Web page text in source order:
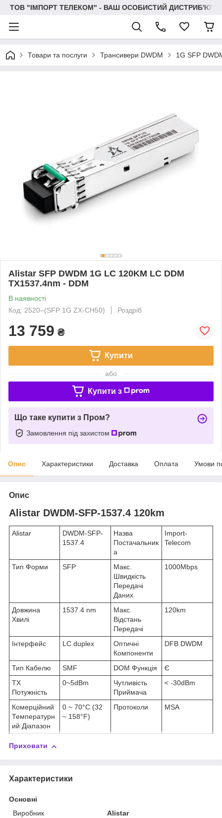
ТОВ "IМПОРТ ТЕЛЕКОМ" - ВАШ ОСОБИСТИЙ
Товари та послуги Трансивери DWDM 1G SFP
Alistar SFP DWDM 1G LC 120KM LC DDM
TX1537.4nm - DDM
В наявності
Код: 2520‒(SFP 1G ZX-CH50)
Роздріб
13 759 ₴
Купити
або
Купити з
Що таке купити з Пром?
Замовлення під захистом
Опис Характеристики Доставка Оплата Умови
Опис
Alistar DWDM-SFP-1537.4 120km
Alistar
DWDM-SFP-
1537.4
Назва
Постачальник
а
Import-
Telecom
Тип Форми SFP
Макс.
Швидкість
Передачі
Даних
1000Mbps
Довжина
Хвилі
1537.4 nm
Макс.
Відстань
Передачі
120km
Інтерфейс LC duplex
Оптичні
Компоненти
DFB DWDM
Тип Кабелю SMF DOM Функція
Є
TX
Потужність
0~5dBm
Чутливість
Приймача
< -30dBm
Комерційний
Температурн
ий Діапазон
0 ~ 70°C (32
~ 158°F)
Протоколи MSA
Приховати
Характеристики
Основні
Виробник
Alistar